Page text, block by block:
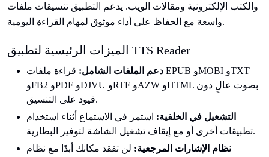
والكتب الإلكترونية ومقالات الويب. يدعم التطبيق تنسيقات ملفات
واسعة مع الحفاظ على أداء موثوق لمهام القراءة اليومية.
الميزات الرئيسية لتطبيق TTS Reader
دعم الملفات الشامل: قراءة ملفات EPUB وMOBI وTXT
وFB2 وPDF وDJVU وRTF وAZW وHTML بصوت عالٍ دون
قيود على التنسيق.
التشغيل في الخلفية: استمر في الاستماع أثناء استخدام
تطبيقات أخرى أو مع إيقاف تشغيل الشاشة لتوفير البطارية.
نظام الإشارات المرجعية: لن تفقد مكانك أبدًا مع نظام